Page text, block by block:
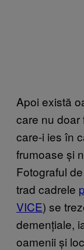
Apoi există
care nu doar
care-i ies în
frumoase și
Fotograful
trad cadrele
VICE) se
demențiale,
oamenii și